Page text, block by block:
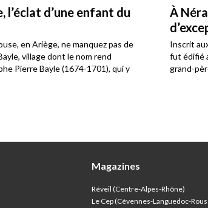
l’éclat d’une enfant du
en Ariège, ne manquez pas de
village dont le nom rend
Pierre Bayle (1674-1701), qui y
À
Inscrit
fut édifié
grand-
Magazines
Réveil (Centre-Alpes-Rhône)
Le Cep (Cévennes-Languedoc-